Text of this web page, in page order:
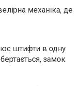
механіка, де
штифти в одну
замок